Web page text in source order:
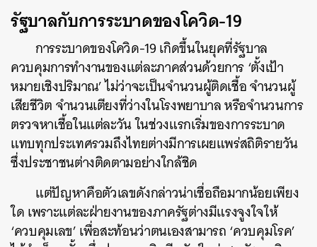
รัฐบาลกับการระบาดของโควิด-19
การระบาดของโควิด-19 เกิดขึ้นในยุคที่รัฐบาล
ควบคุมการทำงานของแต่ละภาคส่วนด้วยการ ‘ตั้งเป้า
หมายเชิงปริมาณ’ ไม่ว่าจะเป็นจำนวนผู้ติดเชื้อ จำนวนผู้
เสียชีวิต จำนวนเตียงที่ว่างในโรงพยาบาล หรือจำนวนการ
ตรวจหาเชื้อในแต่ละวัน ในช่วงแรกเริ่มของการระบาด
แทบทุกประเทศรวมถึงไทยต่างมีการเผยแพร่สถิติรายวัน
ซึ่งประชาชนต่างติดตามอย่างใกล้ชิด
แต่ปัญหาคือตัวเลขดังกล่าวน่าเชื่อถือมากน้อยเพียง
ใด เพราะแต่ละฝ่ายงานของภาครัฐต่างมีแรงจูงใจให้
‘ควบคุมเลข’ เพื่อสะท้อนว่าตนเองสามารถ ‘ควบคุมโรค’